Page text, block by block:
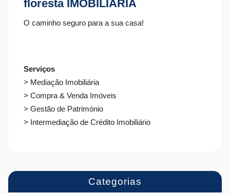
floresta IMOBILIÁRIA
O caminho seguro para a sua casa!
Serviços
> Mediação Imobiliária
> Compra & Venda Imóveis
> Gestão de Património
> Intermediação de Crédito Imobiliário
Categorias